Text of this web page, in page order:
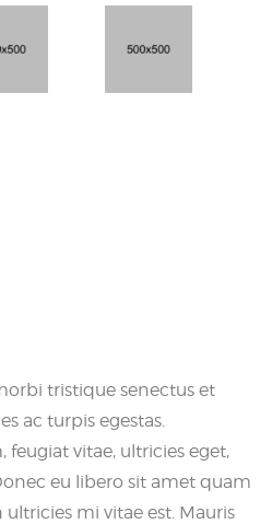
tristique senectus et
ac turpis egestas.
vitae, ultricies eget,
eu libero sit amet quam
ultricies mi vitae est. Mauris